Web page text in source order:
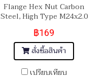
Flange Hex Nut Carbon
Steel, High Type M24x2.0
เกรด 10.9
฿169
สั่งซื้อสินค้า
เปรียบเทียบ